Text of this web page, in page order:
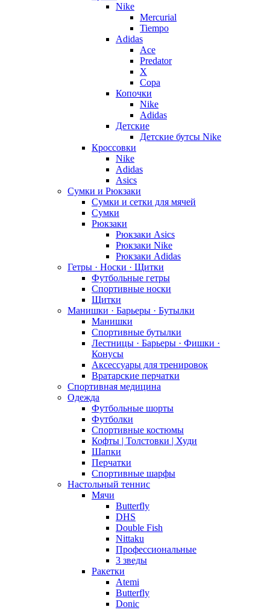
Nike
Mercurial
Tiempo
Adidas
Ace
Predator
X
Copa
Копочки
Nike
Adidas
Детские
Детские бутсы Nike
Кроссовки
Nike
Adidas
Asics
Сумки и Рюкзаки
Сумки и сетки для мячей
Сумки
Рюкзаки
Рюкзаки Asics
Рюкзаки Nike
Рюкзаки Adidas
Гетры · Носки · Щитки
Футбольные гетры
Спортивные носки
Щитки
Манишки · Барьеры · Бутылки
Манишки
Спортивные бутылки
Лестницы · Барьеры · Фишки ·
Конусы
Аксессуары для тренировок
Вратарские перчатки
Спортивная медицина
Одежда
Футбольные шорты
Футболки
Спортивные костюмы
Кофты | Толстовки | Худи
Шапки
Перчатки
Спортивные шарфы
Настольный теннис
Мячи
Butterfly
DHS
Double Fish
Nittaku
Профессиональные
3 зведы
Ракетки
Atemi
Butterfly
Donic